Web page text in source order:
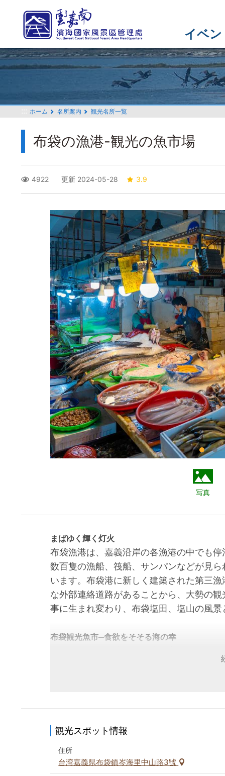
ン
テ
セ
イベン
::: ホーム 名所案内 観光名所一覧
布袋の漁港-観光の魚市場
4922 更新 2024-05-28 3.9
写真
まばゆく輝く灯火
布袋漁港は、嘉義沿岸の各漁港の中でも
数百隻の漁船、筏船、サンパンなどが見
います。布袋港に新しく建築された第三
な外部連絡道路があることから、大勢の
事に生まれ変わり、布袋塩田、塩山の風
布袋観光魚市─食欲をそそる海の幸
象がよい日でありさえすれば、漁民が朝
内の計数十軒の屋台では最高の海の幸を
観光スポット情報
住所
台湾嘉義県布袋鎮岑海里中山路3號